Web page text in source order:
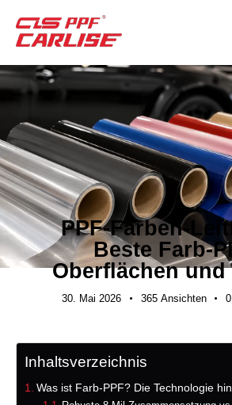
EXPORTLEITFÄDEN
PPF-Farben-
Beste Farb-
Oberflächen und
30. Mai 2026 365 Ansichten 0
Inhaltsverzeichnis
Was ist Farb-PPF? Die Technologie